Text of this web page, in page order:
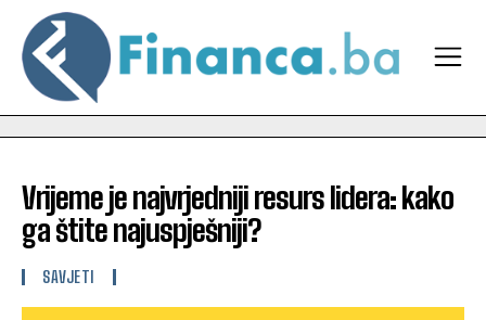
Vrijeme je najvrjedniji resurs lidera: kako
ga štite najuspješniji?
SAVJETI